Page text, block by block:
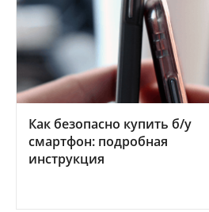
Как безопасно купить б/у
смартфон: подробная
инструкция